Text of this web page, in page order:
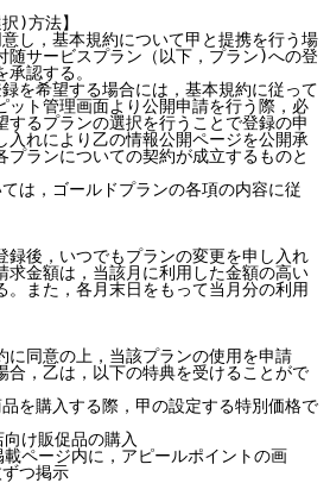
)方法】
し，基本規約について甲と提携を行う場
随サービスプラン（以下，プラン)への登
認する。
を希望する場合には，基本規約に従って
ット管理画面より公開申請を行う際，必
するプランの選択を行うことで登録の申
入れにより乙の情報公開ページを公開承
プランについての契約が成立するものと
は，ゴールドプランの各項の内容に従
録後，いつでもプランの変更を申し入れ
求金額は，当該月に利用した金額の高い
。また，各月末日をもって当月分の利用
に同意の上，当該プランの使用を申請
合，乙は，以下の特典を受けることがで
を購入する際，甲の設定する特別価格で
け販促品の購入
ページ内に，アピールポイントの画
つ掲示